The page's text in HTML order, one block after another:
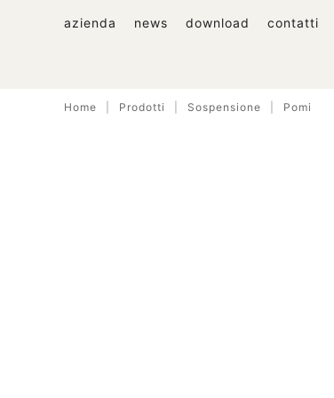
azienda news download contatti
Home Prodotti Sospensione Pomi